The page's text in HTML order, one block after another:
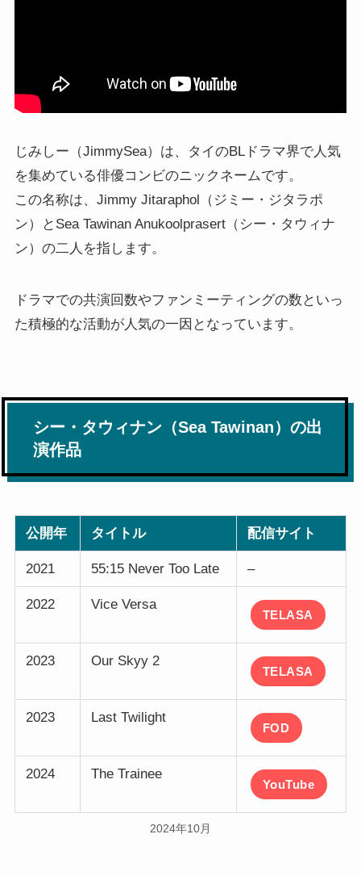
じみしー（JimmySea）は、タイのBLドラマ界で人気
を集めている俳優コンビのニックネームです。
この名称は、Jimmy Jitaraphol（ジミー・ジタラポ
ン）とSea Tawinan Anukoolprasert（シー・タウィナ
ン）の二人を指します。
ドラマでの共演回数やファンミーティングの数といっ
た積極的な活動が人気の一因となっています。
シー・タウィナン（Sea Tawinan）の出
演作品
公開年 タイトル 配信サイト
2021 55:15 Never Too Late –
2022 Vice Versa
TELASA
2023 Our Skyy 2
TELASA
2023 Last Twilight
FOD
2024 The Trainee
YouTube
2024年10月